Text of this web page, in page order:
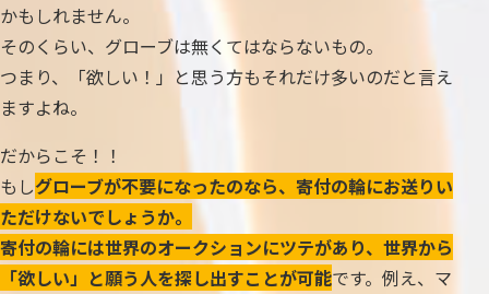
かもしれません。
そのくらい、グローブは無くてはならないもの。
つまり、「欲しい！」と思う方もそれだけ多いのだと言え
ますよね。
だからこそ！！
もしグローブが不要になったのなら、寄付の輪にお送りい
ただけないでしょうか。
寄付の輪には世界のオークションにツテがあり、世界から
「欲しい」と願う人を探し出すことが可能です。例え、マ